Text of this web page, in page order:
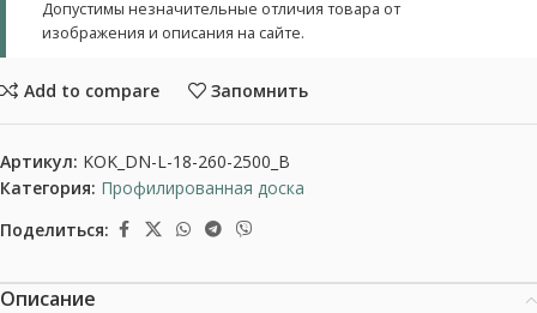
Допустимы незначительные отличия товара от
изображения и описания на сайте.
Add to compare Запомнить
Артикул: KOK_DN-L-18-260-2500_B
Категория: Профилированная доска
Поделиться:
Описание